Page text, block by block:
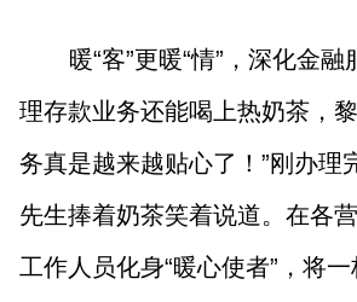
暖“客”更暖“情”，深化金
理存款业务还能喝上热奶茶，
务真是越来越贴心了！”刚办理
先生捧着奶茶笑着说道。在各
工作人员化身“暖心使者”，将